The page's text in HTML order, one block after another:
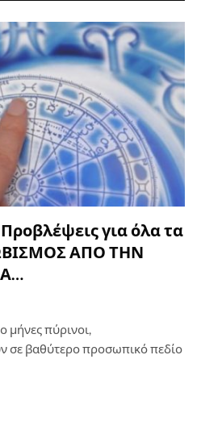
για όλα τα
ΑΠΟ ΤΗΝ
μήνες πύρινοι,
σε βαθύτερο προσωπικό πεδίο